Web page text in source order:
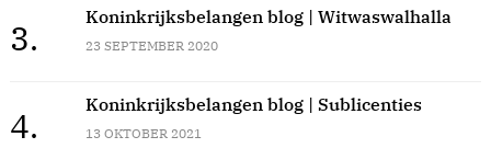
3.
Koninkrijksbelangen blog | Witwaswalhalla
23 SEPTEMBER 2020
4.
Koninkrijksbelangen blog | Sublicenties
13 OKTOBER 2021